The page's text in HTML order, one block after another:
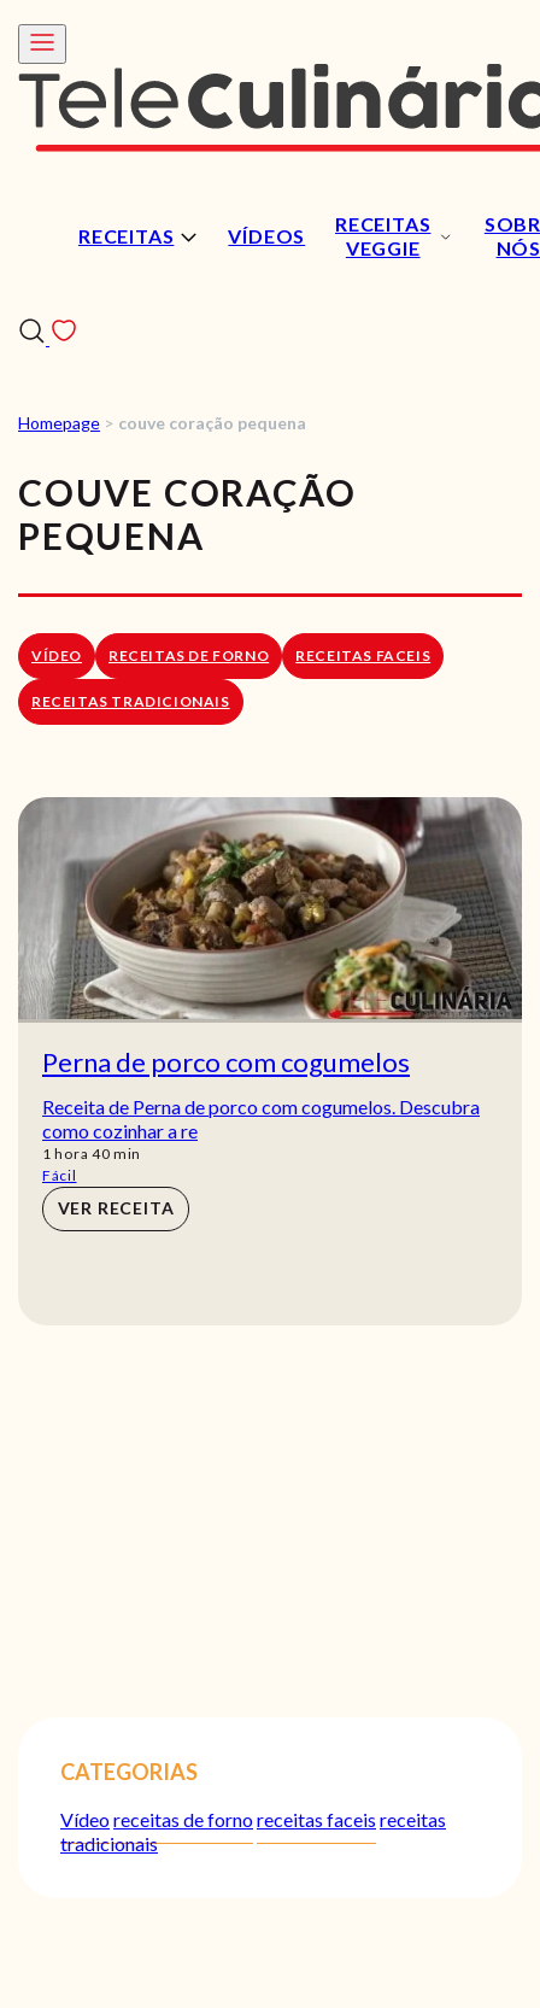
RECEITAS VÍDEOS
RECEITAS
VEGGIE
NÓS
RECEITAS
VÍDEOS
LOJA ONLINE
Homepage > couve coração pequena
COUVE CORAÇÃO
PEQUENA
VÍDEO RECEITAS DE FORNO RECEITAS FACEIS
RECEITAS TRADICIONAIS
Perna de porco com cogumelos
Receita de Perna de porco com cogumelos. Descubra
como cozinhar a re
1 hora
hora 40min
min
Fácil
VER RECEITA
CATEGORIAS
Vídeoreceitas de fornoreceitas faceis receitas
tradicionais